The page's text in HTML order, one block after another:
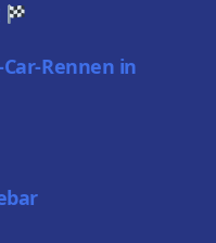
Rennen in